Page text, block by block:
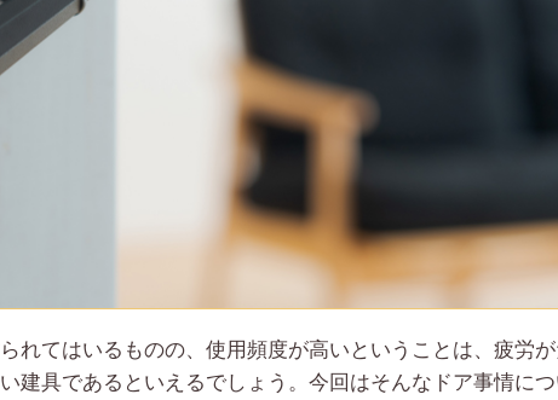
れてはいるものの、使用頻度が高いということは、疲労
建具であるといえるでしょう。今回はそんなドア事情に